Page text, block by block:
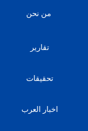
من نحن
تقارير
تحقيقات
اخبار العرب